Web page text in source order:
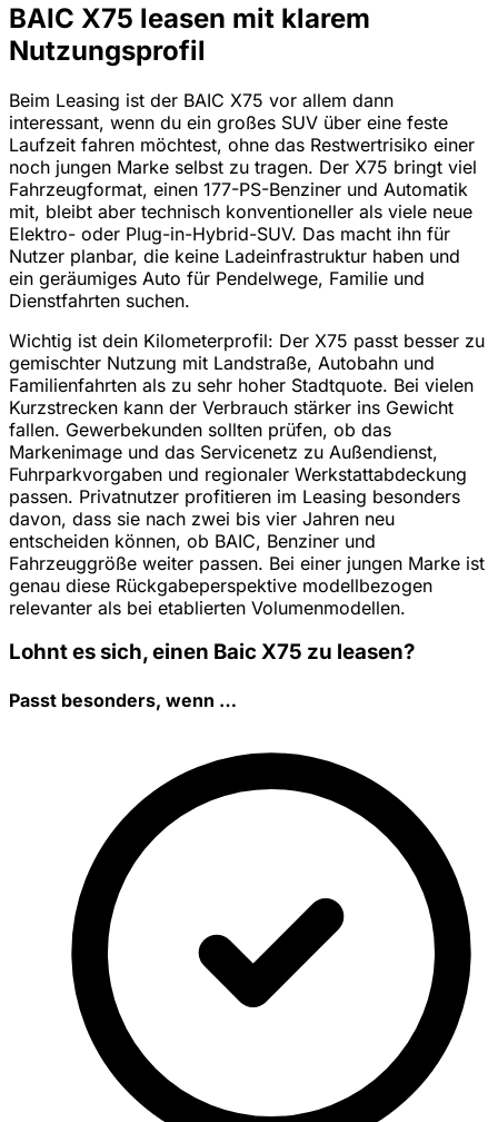
BAIC X75 leasen mit klarem
Nutzungsprofil
Beim Leasing ist der BAIC X75 vor allem dann
interessant, wenn du ein großes SUV über eine feste
Laufzeit fahren möchtest, ohne das Restwertrisiko einer
noch jungen Marke selbst zu tragen. Der X75 bringt viel
Fahrzeugformat, einen 177-PS-Benziner und Automatik
mit, bleibt aber technisch konventioneller als viele neue
Elektro- oder Plug-in-Hybrid-SUV. Das macht ihn für
Nutzer planbar, die keine Ladeinfrastruktur haben und
ein geräumiges Auto für Pendelwege, Familie und
Dienstfahrten suchen.
Wichtig ist dein Kilometerprofil: Der X75 passt besser zu
gemischter Nutzung mit Landstraße, Autobahn und
Familienfahrten als zu sehr hoher Stadtquote. Bei vielen
Kurzstrecken kann der Verbrauch stärker ins Gewicht
fallen. Gewerbekunden sollten prüfen, ob das
Markenimage und das Servicenetz zu Außendienst,
Fuhrparkvorgaben und regionaler Werkstattabdeckung
passen. Privatnutzer profitieren im Leasing besonders
davon, dass sie nach zwei bis vier Jahren neu
entscheiden können, ob BAIC, Benziner und
Fahrzeuggröße weiter passen. Bei einer jungen Marke ist
genau diese Rückgabeperspektive modellbezogen
relevanter als bei etablierten Volumenmodellen.
Lohnt es sich, einen Baic X75 zu leasen?
Passt besonders, wenn …